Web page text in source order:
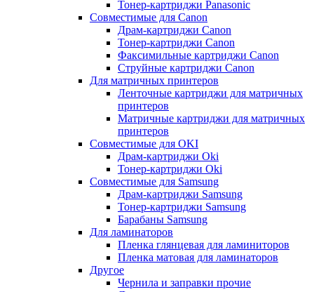
Тонер-картриджи Panasonic
Совместимые для Canon
Драм-картриджи Canon
Тонер-картриджи Canon
Факсимильные картриджи Canon
Струйные картриджи Canon
Для матричных принтеров
Ленточные картриджи для матричных
принтеров
Матричные картриджи для матричных
принтеров
Совместимые для OKI
Драм-картриджи Oki
Тонер-картриджи Oki
Совместимые для Samsung
Драм-картриджи Samsung
Тонер-картриджи Samsung
Барабаны Samsung
Для ламинаторов
Пленка глянцевая для ламиниторов
Пленка матовая для ламинаторов
Другое
Чернила и заправки прочие